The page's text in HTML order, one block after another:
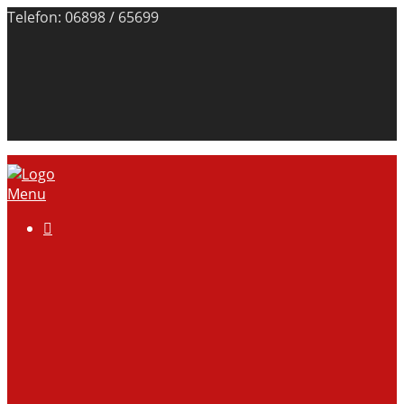
Telefon: 06898 / 65699
Menu
